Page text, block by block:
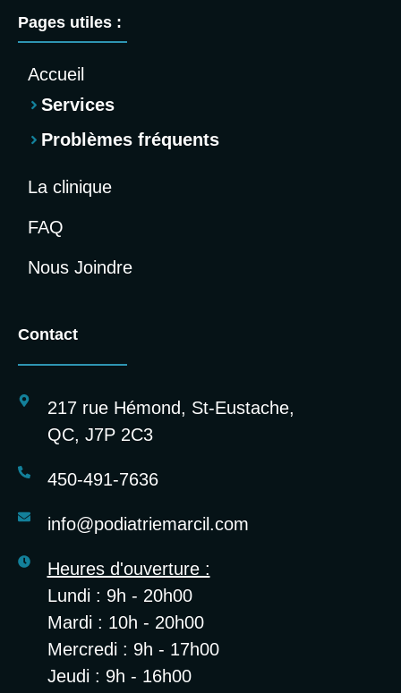
Pages utiles :
Accueil
Services
Problèmes fréquents
La clinique
FAQ
Nous Joindre
Contact
217 rue Hémond, St-Eustache,
QC, J7P 2C3
450-491-7636
info@podiatriemarcil.com
Heures d'ouverture :
Lundi : 9h - 20h00
Mardi : 10h - 20h00
Mercredi : 9h - 17h00
Jeudi : 9h - 16h00